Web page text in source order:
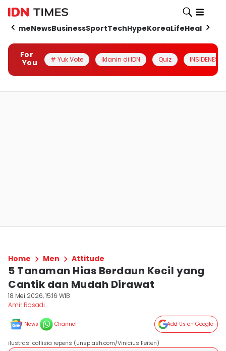
HomeNewsBusinessSportTechHypeKoreaLifeHealth
For
You
# Yuk Vote Iklanin di IDN Quiz INSIDENESIA
Home Men Attitude
5 Tanaman Hias Berdaun Kecil yang
Cantik dan Mudah Dirawat
18 Mei 2026, 15:16 WIB
Amir Rosadi
News Channel Add Us on Google
ilustrasi callisia repens (unsplash.com/Vinicius Feiten)